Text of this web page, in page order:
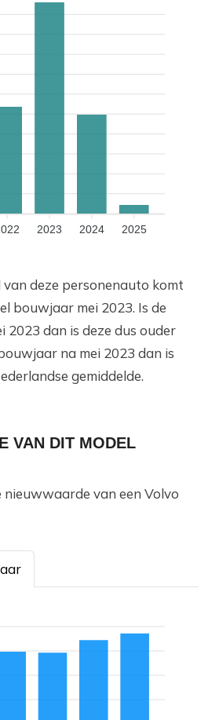
2023 2024 2025
van deze personenauto komt
bouwjaar mei 2023. Is de
2023 dan is deze dus ouder
na mei 2023 dan is
gemiddelde.
VAN DIT MODEL
nieuwwaarde van een Volvo